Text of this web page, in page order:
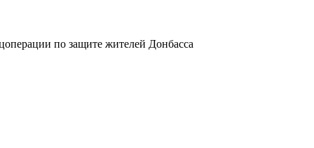
по защите жителей Донбасса